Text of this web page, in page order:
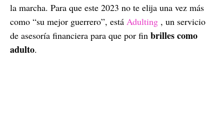
la marcha. Para que este 2023 no te elija una vez más
como “su mejor guerrero”, está Adulting , un servicio
de asesoría financiera para que por fin brilles como
adulto.